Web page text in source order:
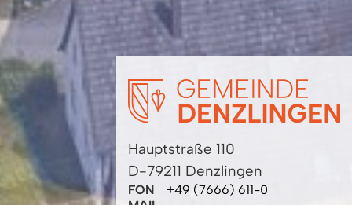
Hauptstraße 110
D-79211 Denzlingen
FON
+49 (7666) 611-0